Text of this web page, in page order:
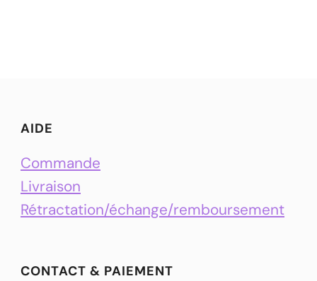
AIDE
Commande
Livraison
Rétractation/échange/remboursement
CONTACT & PAIEMENT